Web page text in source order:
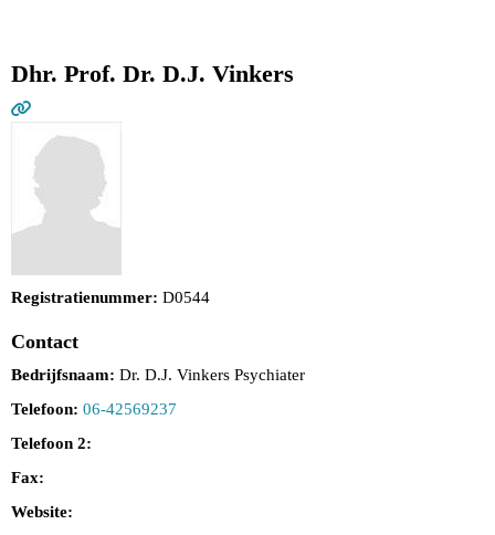
Dhr. Prof. Dr. D.J. Vinkers
Registratienummer: D0544
Contact
Bedrijfsnaam: Dr. D.J. Vinkers Psychiater
Telefoon: 06-42569237
Telefoon 2:
Fax:
Website: